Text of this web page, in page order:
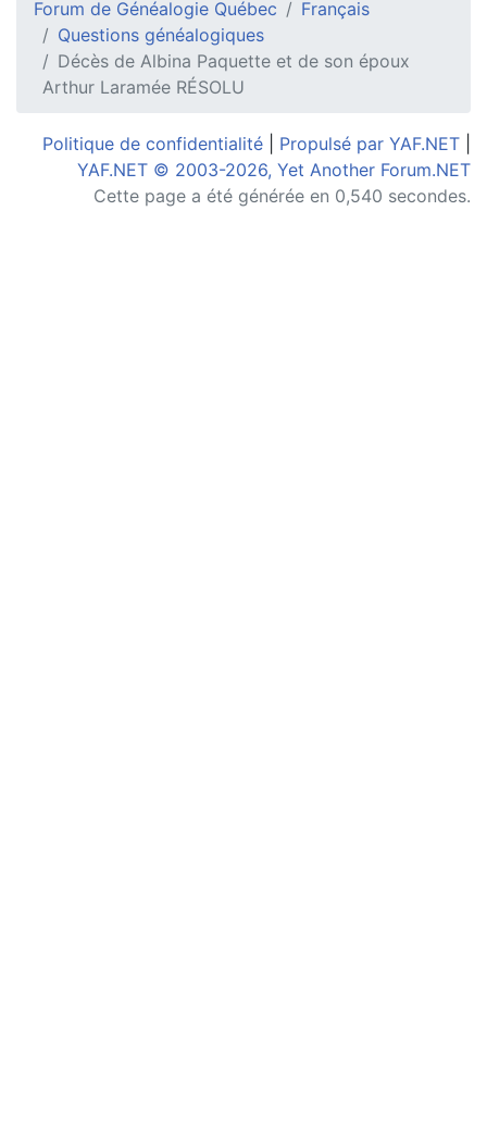
Forum de Généalogie Québec
Français
Questions généalogiques
Décès de Albina Paquette et de son époux
Arthur Laramée RÉSOLU
Politique de confidentialité Propulsé par YAF.NET
YAF.NET © 2003-2026, Yet Another Forum.NET
Cette page a été générée en 0,540 secondes.